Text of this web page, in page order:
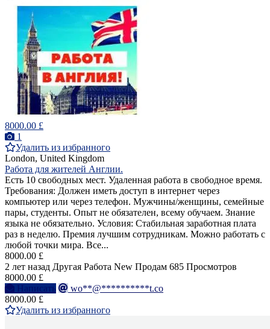
8000.00 £
1
Удалить из избранного
London, United Kingdom
Работа для жителей Англии.
Есть 10 свободных мест. Удаленная работа в свободное время.
Требования: Должен иметь доступ в интернет через
компьютер или через телефон. Мужчины/женщины, семейные
пары, студенты. Опыт не обязателен, всему обучаем. Знание
языка не обязательно. Условия: Стабильная заработная плата
раз в неделю. Премия лучшим сотрудникам. Можно работать с
любой точки мира. Все...
8000.00 £
2 лет назад Другая Работа New Продам 685 Просмотров
8000.00 £
Написать
wo**@**********t.co
8000.00 £
Удалить из избранного